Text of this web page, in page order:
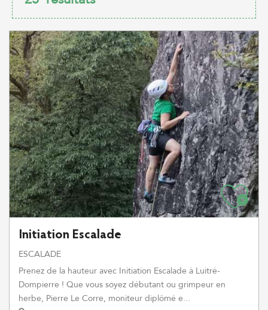
Initiation Escalade
ESCALADE
Prenez de la hauteur avec Initiation Escalade à Luitré-
Dompierre ! Que vous soyez débutant ou grimpeur en
herbe, Pierre Le Corre, moniteur diplômé e...